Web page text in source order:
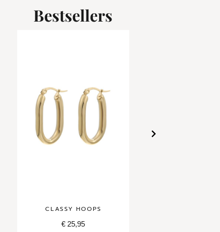
Bestsellers
CLASSY HOOPS
€ 25,95